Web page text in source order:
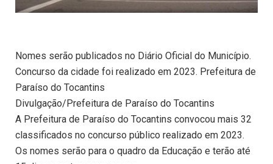
Nomes serão publicados no Diário Oficial do Município.
Concurso da cidade foi realizado em 2023. Prefeitura de
Paraíso do Tocantins
Divulgação/Prefeitura de Paraíso do Tocantins
A Prefeitura de Paraíso do Tocantins convocou mais 32
classificados no concurso público realizado em 2023.
Os nomes serão para o quadro da Educação e terão até